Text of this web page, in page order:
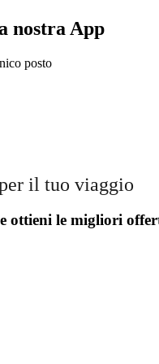
nostra App
posto
il tuo viaggio
ottieni le migliori